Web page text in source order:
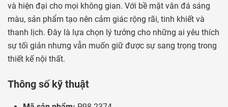
và hiện đại cho mọi không gian. Với bề mặt vân đá sáng
màu, sản phẩm tạo nên cảm giác rộng rãi, tinh khiết và
thanh lịch. Đây là lựa chọn lý tưởng cho những ai yêu thích
sự tối giản nhưng vẫn muốn giữ được sự sang trọng trong
thiết kế nội thất.
Thông số kỹ thuật